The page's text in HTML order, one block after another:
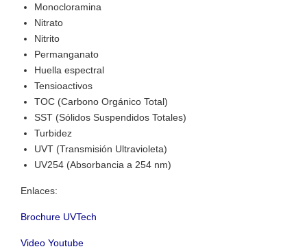
Monocloramina
Nitrato
Nitrito
Permanganato
Huella espectral
Tensioactivos
TOC (Carbono Orgánico Total)
SST (Sólidos Suspendidos Totales)
Turbidez
UVT (Transmisión Ultravioleta)
UV254 (Absorbancia a 254 nm)
Enlaces:
Brochure UVTech
Video Youtube